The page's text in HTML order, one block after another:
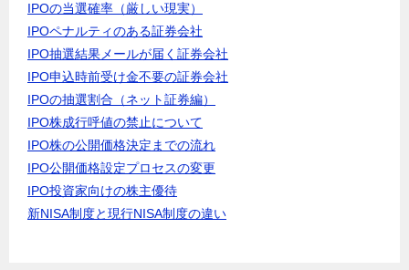
IPOの当選確率（厳しい現実）
IPOペナルティのある証券会社
IPO抽選結果メールが届く証券会社
IPO申込時前受け金不要の証券会社
IPOの抽選割合（ネット証券編）
IPO株成行呼値の禁止について
IPO株の公開価格決定までの流れ
IPO公開価格設定プロセスの変更
IPO投資家向けの株主優待
新NISA制度と現行NISA制度の違い